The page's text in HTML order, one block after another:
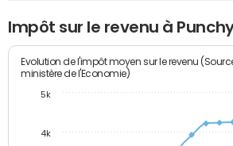
Impôt sur le revenu à
Evolution de l'impôt moyen sur le revenu
ministère de l'Economie)
4k
5k